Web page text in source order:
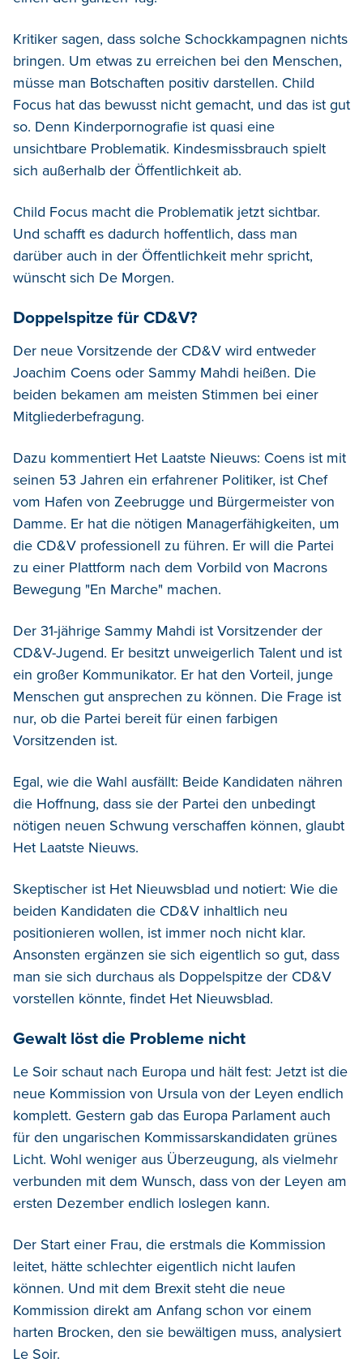
Kritiker sagen, dass solche Schockkampagnen nichts
bringen. Um etwas zu erreichen bei den Menschen,
müsse man Botschaften positiv darstellen. Child
Focus hat das bewusst nicht gemacht, und das ist gut
so. Denn Kinderpornografie ist quasi eine
unsichtbare Problematik. Kindesmissbrauch spielt
sich außerhalb der Öffentlichkeit ab.
Child Focus macht die Problematik jetzt sichtbar.
Und schafft es dadurch hoffentlich, dass man
darüber auch in der Öffentlichkeit mehr spricht,
wünscht sich De Morgen.
Doppelspitze für CD&V?
Der neue Vorsitzende der CD&V wird entweder
Joachim Coens oder Sammy Mahdi heißen. Die
beiden bekamen am meisten Stimmen bei einer
Mitgliederbefragung.
Dazu kommentiert Het Laatste Nieuws: Coens ist mit
seinen 53 Jahren ein erfahrener Politiker, ist Chef
vom Hafen von Zeebrugge und Bürgermeister von
Damme. Er hat die nötigen Managerfähigkeiten, um
die CD&V professionell zu führen. Er will die Partei
zu einer Plattform nach dem Vorbild von Macrons
Bewegung "En Marche" machen.
Der 31-jährige Sammy Mahdi ist Vorsitzender der
CD&V-Jugend. Er besitzt unweigerlich Talent und ist
ein großer Kommunikator. Er hat den Vorteil, junge
Menschen gut ansprechen zu können. Die Frage ist
nur, ob die Partei bereit für einen farbigen
Vorsitzenden ist.
Egal, wie die Wahl ausfällt: Beide Kandidaten nähren
die Hoffnung, dass sie der Partei den unbedingt
nötigen neuen Schwung verschaffen können, glaubt
Het Laatste Nieuws.
Skeptischer ist Het Nieuwsblad und notiert: Wie die
beiden Kandidaten die CD&V inhaltlich neu
positionieren wollen, ist immer noch nicht klar.
Ansonsten ergänzen sie sich eigentlich so gut, dass
man sie sich durchaus als Doppelspitze der CD&V
vorstellen könnte, findet Het Nieuwsblad.
Gewalt löst die Probleme nicht
Le Soir schaut nach Europa und hält fest: Jetzt ist die
neue Kommission von Ursula von der Leyen endlich
komplett. Gestern gab das Europa Parlament auch
für den ungarischen Kommissarskandidaten grünes
Licht. Wohl weniger aus Überzeugung, als vielmehr
verbunden mit dem Wunsch, dass von der Leyen am
ersten Dezember endlich loslegen kann.
Der Start einer Frau, die erstmals die Kommission
leitet, hätte schlechter eigentlich nicht laufen
können. Und mit dem Brexit steht die neue
Kommission direkt am Anfang schon vor einem
harten Brocken, den sie bewältigen muss, analysiert
Le Soir.